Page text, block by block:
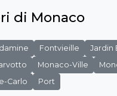
di Monaco
Fontvieille
Jardin
Monaco-Ville
Carlo
Port